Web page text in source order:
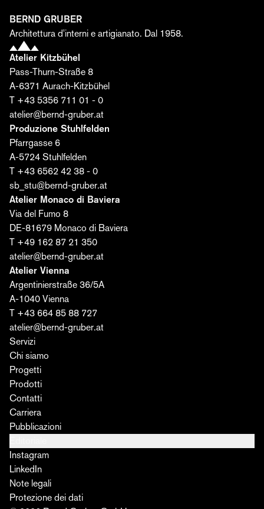
Nome*
Cognome*
E-mail*
Acconsento al trattamento dei miei dati da parte
della Bernd Gruber GmbH per l'invio dell'editoriale. Il
consenso può essere revocato in qualsiasi
momento. Ulteriori informazioni sono disponibili
BERND GRUBER
Architettura d'interni e artigianato. Dal 1958.
Atelier Kitzbühel
Pass-Thurn-Straße 8
A-6371 Aurach-Kitzbühel
T +43 5356 711 01 - 0
atelier@bernd-gruber.at
Produzione Stuhlfelden
Pfarrgasse 6
A-5724 Stuhlfelden
T +43 6562 42 38 - 0
sb_stu@bernd-gruber.at
Atelier Monaco di Baviera
Via del Fumo 8
DE-81679 Monaco di Baviera
T +49 162 87 21 350
atelier@bernd-gruber.at
Atelier Vienna
Argentinierstraße 36/5A
A-1040 Vienna
T +43 664 85 88 727
atelier@bernd-gruber.at
Servizi
Chi siamo
Progetti
Prodotti
Contatti
Carriera
Pubblicazioni
Instagram
LinkedIn
Note legali
Protezione dei dati